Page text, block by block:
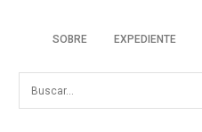
SOBRE EXPEDIENTE
Busca